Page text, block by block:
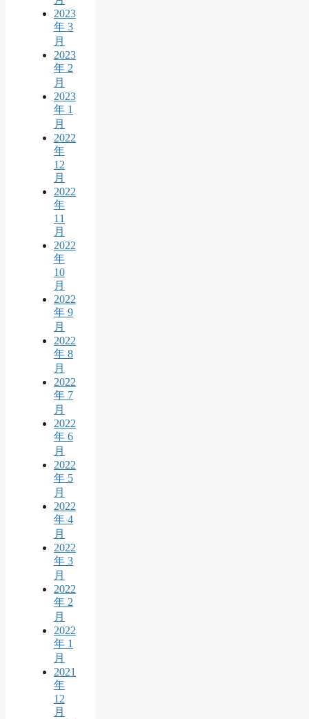
2023
年 3
月
2023
年 2
月
2023
年 1
月
2022
年
12
月
2022
年
11
月
2022
年
10
月
2022
年 9
月
2022
年 8
月
2022
年 7
月
2022
年 6
月
2022
年 5
月
2022
年 4
月
2022
年 3
月
2022
年 2
月
2022
年 1
月
2021
年
12
月